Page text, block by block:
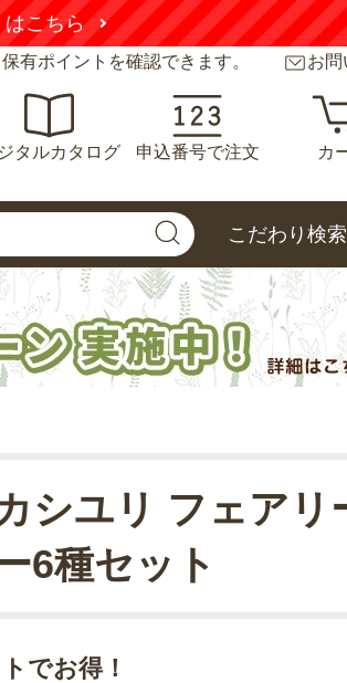
はこちら
有ポイントを確認できます。 お問
タルカタログ 申込番号で注文 カ
こだわり検索
でお得！
シユリ フェアリ
6種セット